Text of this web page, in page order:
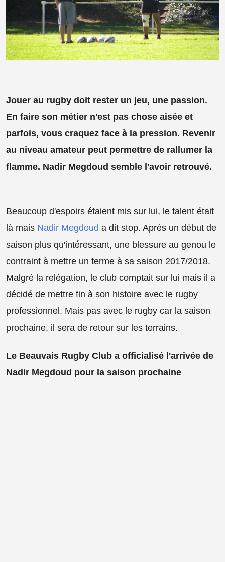
Jouer au rugby doit rester un jeu, une passion.
En faire son métier n'est pas chose aisée et
parfois, vous craquez face à la pression. Revenir
au niveau amateur peut permettre de rallumer la
flamme. Nadir Megdoud semble l'avoir retrouvé.
Beaucoup d'espoirs étaient mis sur lui, le talent était
là mais Nadir Megdoud a dit stop. Après un début de
saison plus qu'intéressant, une blessure au genou le
contraint à mettre un terme à sa saison 2017/2018.
Malgré la relégation, le club comptait sur lui mais il a
décidé de mettre fin à son histoire avec le rugby
professionnel. Mais pas avec le rugby car la saison
prochaine, il sera de retour sur les terrains.
Le Beauvais Rugby Club a officialisé l'arrivée de
Nadir Megdoud pour la saison prochaine